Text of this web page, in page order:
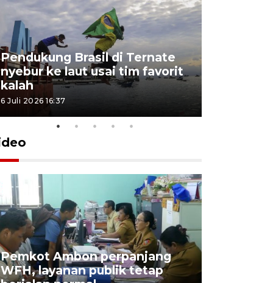
Pendukung Brasil di Ternate
nyebur ke laut usai tim favorit
kalah
6 Juli 2026 16:37
Pemkot Ambon perpanjang
WFH, layanan publik tetap